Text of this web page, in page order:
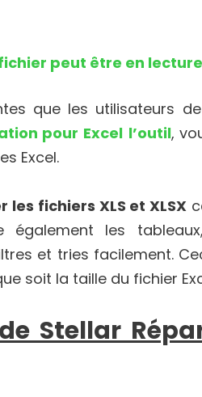
peut être en
que les utilisateurs de
pour Excel l’outil,
Excel.
les fichiers XLS et XLSX
également les
et tries facilement.
soit la taille du fichier
Stellar